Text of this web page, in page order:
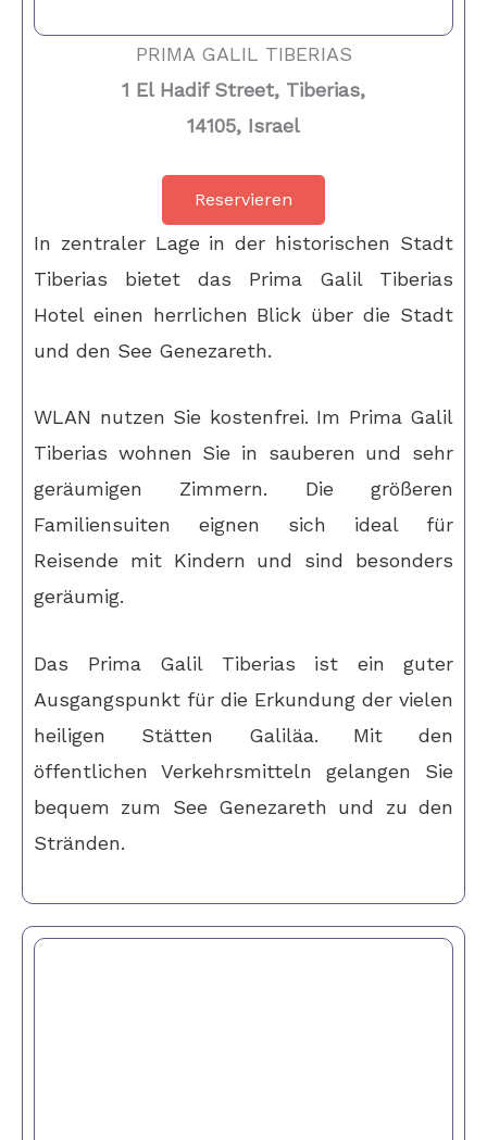
PRIMA GALIL TIBERIAS
1 El Hadif Street, Tiberias,
14105, Israel
Reservieren
In zentraler Lage in der historischen Stadt
Tiberias bietet das Prima Galil Tiberias
Hotel einen herrlichen Blick über die Stadt
und den See Genezareth.
WLAN nutzen Sie kostenfrei. Im Prima Galil
Tiberias wohnen Sie in sauberen und sehr
geräumigen Zimmern. Die größeren
Familiensuiten eignen sich ideal für
Reisende mit Kindern und sind besonders
geräumig.
Das Prima Galil Tiberias ist ein guter
Ausgangspunkt für die Erkundung der vielen
heiligen Stätten Galiläa. Mit den
öffentlichen Verkehrsmitteln gelangen Sie
bequem zum See Genezareth und zu den
Stränden.